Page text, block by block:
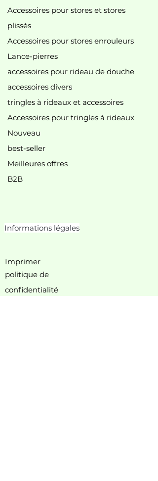
Accessoires pour stores et stores
plissés
Accessoires pour stores enrouleurs
Lance-pierres
accessoires pour rideau de douche
accessoires divers
tringles à rideaux et accessoires
Accessoires pour tringles à rideaux
Nouveau
best-seller
Meilleures offres
B2B
Informations légales
Imprimer
politique de
confidentialité